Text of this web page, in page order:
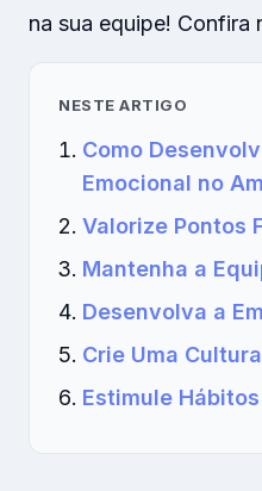
na sua equipe! Confira
NESTE ARTIGO
Como
Emocional no
Valorize Pontos
Mantenha a
Desenvolva a
Crie Uma
Estimule